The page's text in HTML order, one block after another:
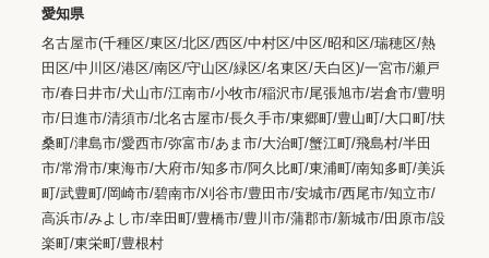
愛知県
名古屋市(千種区/東区/北区/西区/中村区/中区/昭和区/瑞穂区/熱
田区/中川区/港区/南区/守山区/緑区/名東区/天白区)/一宮市/瀬戸
市/春日井市/犬山市/江南市/小牧市/稲沢市/尾張旭市/岩倉市/豊明
市/日進市/清須市/北名古屋市/長久手市/東郷町/豊山町/大口町/扶
桑町/津島市/愛西市/弥富市/あま市/大治町/蟹江町/飛島村/半田
市/常滑市/東海市/大府市/知多市/阿久比町/東浦町/南知多町/美浜
町/武豊町/岡崎市/碧南市/刈谷市/豊田市/安城市/西尾市/知立市/
高浜市/みよし市/幸田町/豊橋市/豊川市/蒲郡市/新城市/田原市/設
楽町/東栄町/豊根村